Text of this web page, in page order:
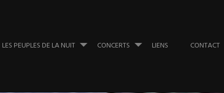
LES PEUPLES DE LA NUIT CONCERTS LIENS CONTACT